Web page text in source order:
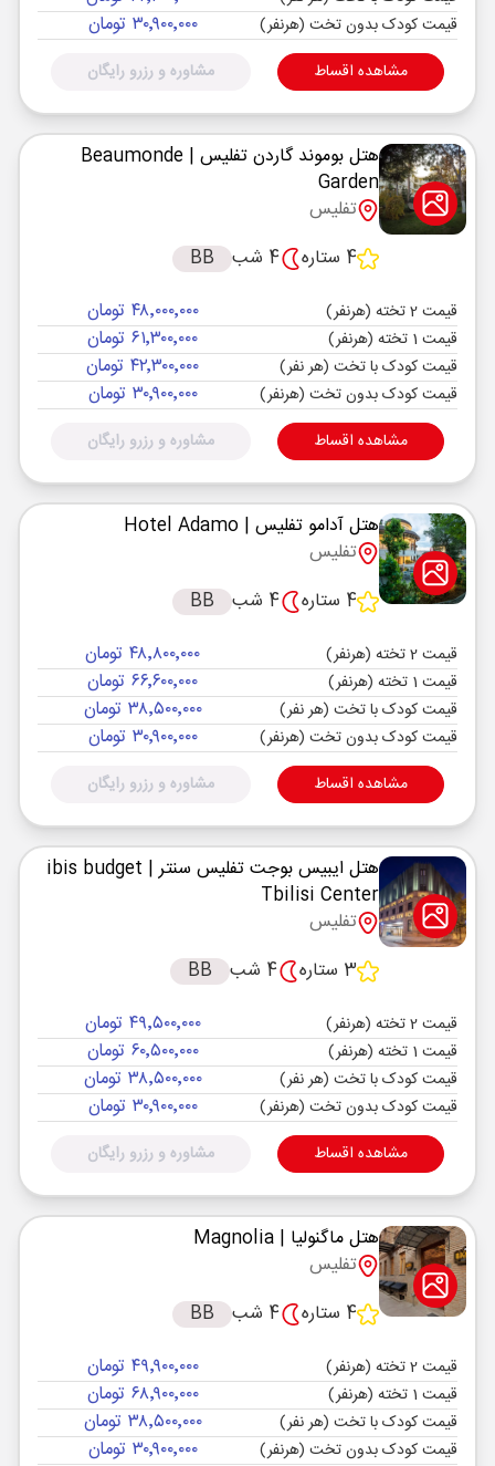
قیمت کودک بدون تخت (هرنفر) ۳۰٬۹۰۰٬۰۰۰ تومان
مشاهده اقساط مشاوره و رزرو رایگان
هتل بوموند گاردن تفلیس | Beaumonde
Garden
تفلیس
4 ستاره
4 شب BB
قیمت 2 تخته (هرنفر) ۴۸٬۰۰۰٬۰۰۰ تومان
قیمت 1 تخته (هرنفر) ۶۱٬۳۰۰٬۰۰۰ تومان
قیمت کودک با تخت (هر نفر) ۴۲٬۳۰۰٬۰۰۰ تومان
قیمت کودک بدون تخت (هرنفر) ۳۰٬۹۰۰٬۰۰۰ تومان
مشاهده اقساط مشاوره و رزرو رایگان
هتل آدامو تفلیس | Hotel Adamo
تفلیس
4 ستاره
4 شب BB
قیمت 2 تخته (هرنفر) ۴۸٬۸۰۰٬۰۰۰ تومان
قیمت 1 تخته (هرنفر) ۶۶٬۶۰۰٬۰۰۰ تومان
قیمت کودک با تخت (هر نفر) ۳۸٬۵۰۰٬۰۰۰ تومان
قیمت کودک بدون تخت (هرنفر) ۳۰٬۹۰۰٬۰۰۰ تومان
مشاهده اقساط مشاوره و رزرو رایگان
هتل ایبیس بوجت تفلیس سنتر | ibis budget
Tbilisi Center
تفلیس
3 ستاره
4 شب BB
قیمت 2 تخته (هرنفر) ۴۹٬۵۰۰٬۰۰۰ تومان
قیمت 1 تخته (هرنفر) ۶۰٬۵۰۰٬۰۰۰ تومان
قیمت کودک با تخت (هر نفر) ۳۸٬۵۰۰٬۰۰۰ تومان
قیمت کودک بدون تخت (هرنفر) ۳۰٬۹۰۰٬۰۰۰ تومان
مشاهده اقساط مشاوره و رزرو رایگان
هتل ماگنولیا | Magnolia
تفلیس
4 ستاره
4 شب BB
قیمت 2 تخته (هرنفر) ۴۹٬۹۰۰٬۰۰۰ تومان
قیمت 1 تخته (هرنفر) ۶۸٬۹۰۰٬۰۰۰ تومان
قیمت کودک با تخت (هر نفر) ۳۸٬۵۰۰٬۰۰۰ تومان
قیمت کودک بدون تخت (هرنفر) ۳۰٬۹۰۰٬۰۰۰ تومان